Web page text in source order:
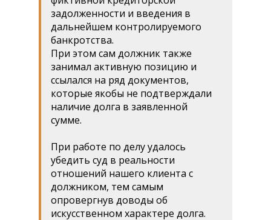
задолженности и введения в
дальнейшем контролируемого
банкротства.
При этом сам должник также
занимал активную позицию и
ссылался на ряд документов,
которые якобы не подтверждали
наличие долга в заявленной
сумме.
При работе по делу удалось
убедить суд в реальности
отношений нашего клиента с
должником, тем самым
опровергнув доводы об
искусственном характере долга.